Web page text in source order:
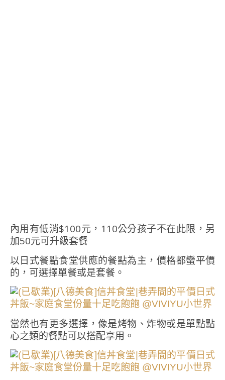
內用有低消$100元，110公分孩子不在此限，另
加50元可升級套餐
以日式餐點食堂供應的餐點為主，價格都蠻平價
的，可選擇單餐或是套餐。
當然也有更多選擇，像是烤物、炸物或是單點點
心之類的餐點可以搭配享用。